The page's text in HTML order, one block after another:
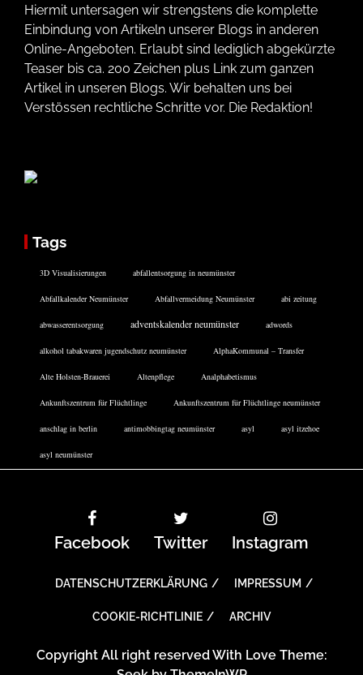
Hiermit untersagen wir strengstens die komplette
Einbindung von Artikeln unserer Blogs in anderen
Online-Angeboten. Erlaubt sind lediglich abgekürzte
Teaser bis ca. 200 Zeichen plus Link zum ganzen
Artikel in unseren Blogs. Wir behalten uns bei
Verstössen rechtliche Schritte vor. Die Redaktion!
Tags
3D Visualisierungen abfallentsorgung in neumünster
Abfallkalender Neumünster Abfallvermeidung Neumünster abi zeitung
abwasserentsorgung adventskalender neumünster adwords
alkohol tabakwaren jugendschutz neumünster AlphaKommunal – Transfer
Alte Holsten-Brauerei Altenpflege Analphabetismus
Ankunftszentrum für Flüchtlinge Ankunftszentrum für Flüchtlinge neumünster
anschlag in berlin antimobbingtag neumünster asyl asyl itzehoe
asyl neumünster
Facebook Twitter Instagram
DATENSCHUTZERKLÄRUNG IMPRESSUM
COOKIE-RICHTLINIE ARCHIV
Copyright All right reserved With Love Theme: